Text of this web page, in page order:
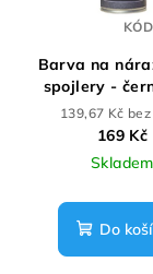
Barva na
spojlery -
139,67 Kč
169 Kč
Skladem
Do